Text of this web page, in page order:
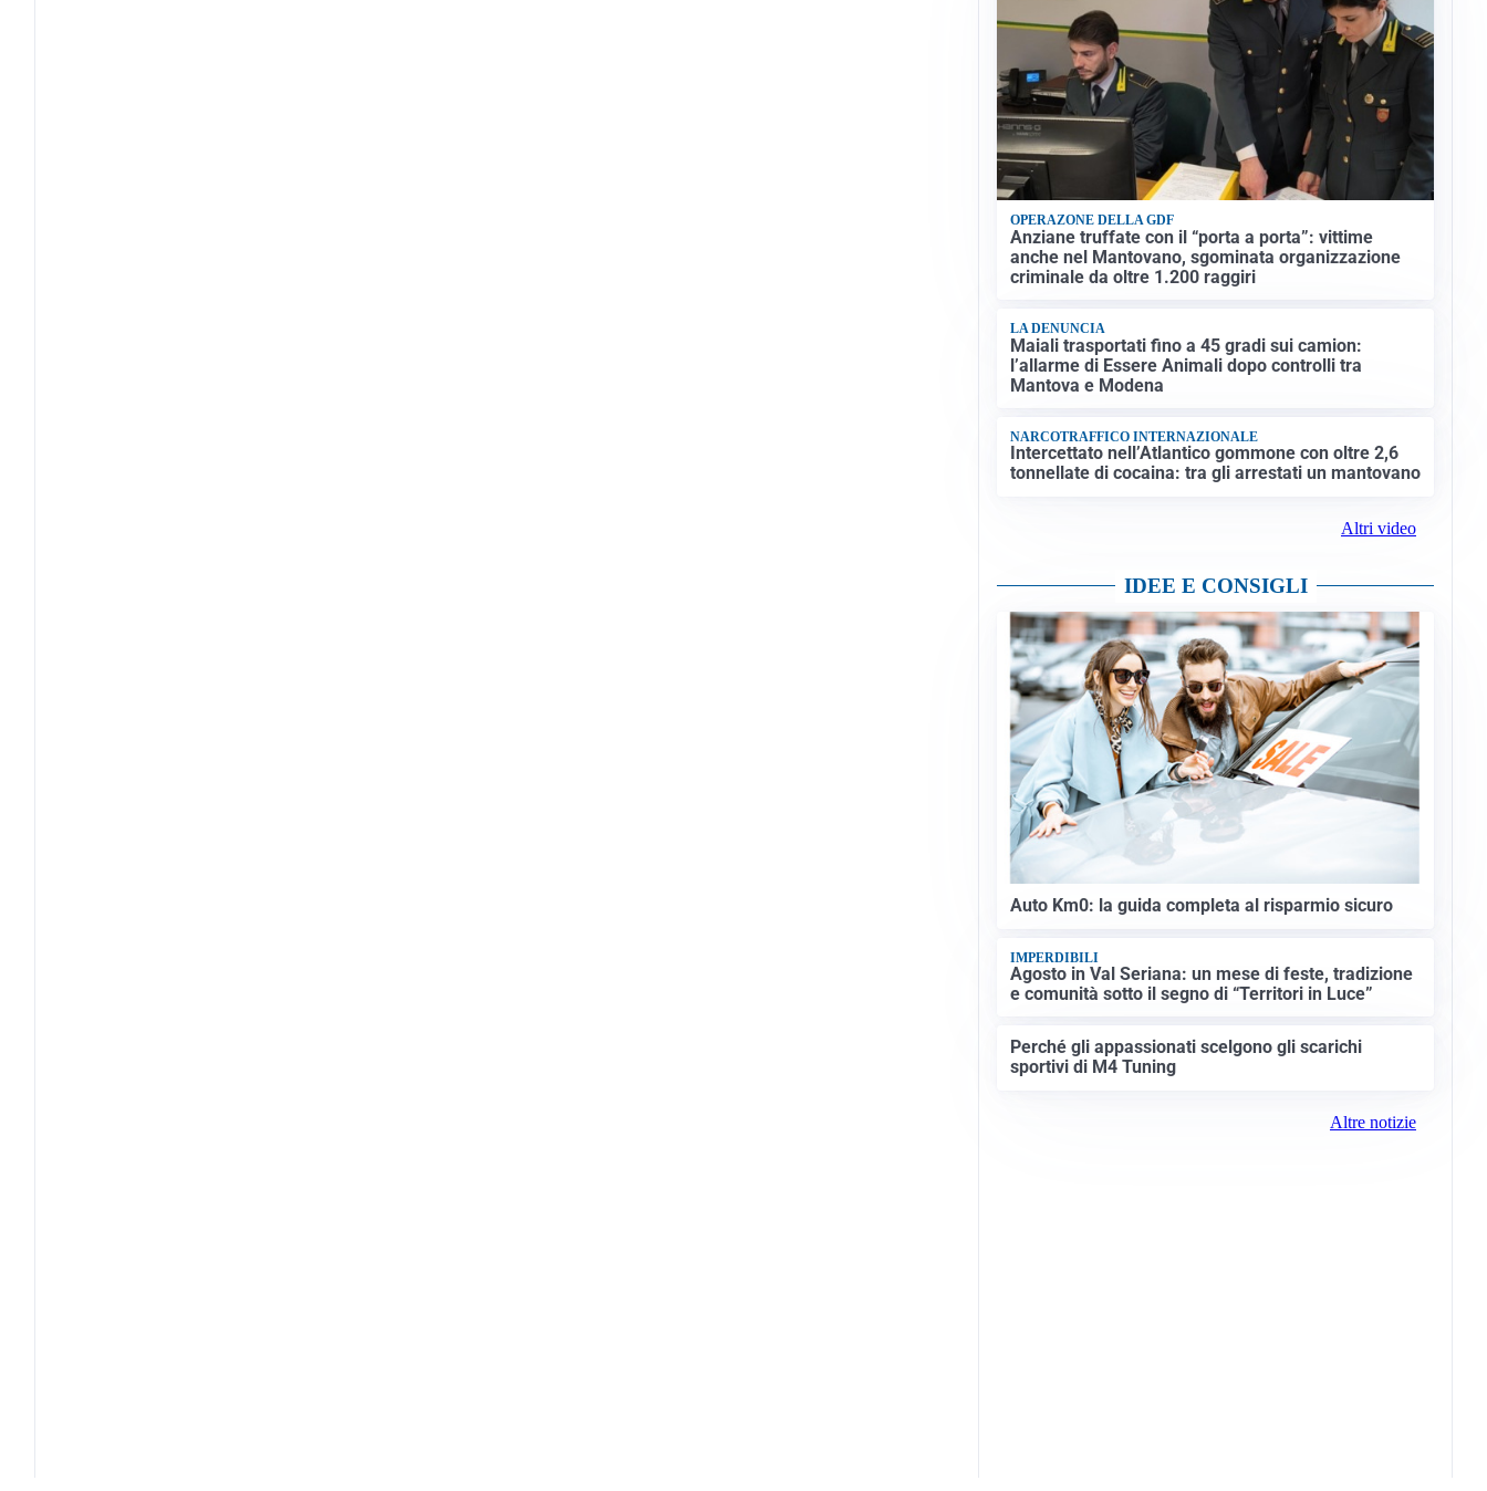
OPERAZONE DELLA GDF
Anziane truffate con il “porta a porta”: vittime
anche nel Mantovano, sgominata organizzazione
criminale da oltre 1.200 raggiri
LA DENUNCIA
Maiali trasportati fino a 45 gradi sui camion:
l’allarme di Essere Animali dopo controlli tra
Mantova e Modena
NARCOTRAFFICO INTERNAZIONALE
Intercettato nell’Atlantico gommone con oltre 2,6
tonnellate di cocaina: tra gli arrestati un mantovano
Altri video
IDEE E CONSIGLI
Auto Km0: la guida completa al risparmio sicuro
IMPERDIBILI
Agosto in Val Seriana: un mese di feste, tradizione
e comunità sotto il segno di “Territori in Luce”
Perché gli appassionati scelgono gli scarichi
sportivi di M4 Tuning
Altre notizie